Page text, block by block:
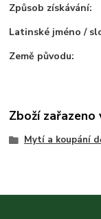
Způsob získávání:
Latinské jméno /
Země původu:
Zboží
Mytí a koupání